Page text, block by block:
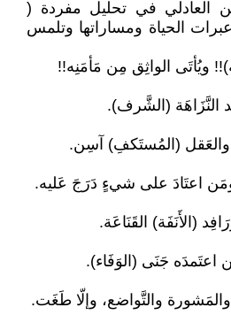
العادلي في تحليل مفردة (
عبرات الحياة ومساراتها وتلمس
ويُأتَى الواثِق مِن مَأمَنِه!!
النَّزَاهَة (الشَّرف).
والعَقل (المُستَكفِ) آسِن.
ومَن اعتَادَ على شيءٍ دَرَجَ عَليه.
(الأَنَفَة) القَنَاعَة.
اعتَمدَه جَنَى (الوَفَاء).
والمَشورة والتَّواضع، وإلّا طَغَت.